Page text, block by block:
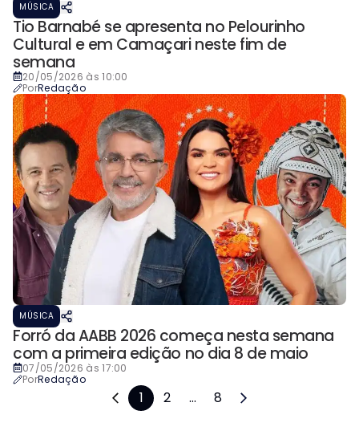
MÚSICA
Tio Barnabé se apresenta no Pelourinho
Cultural e em Camaçari neste fim de
semana
20/05/2026 às 10:00
PorRedação
MÚSICA
Forró da AABB 2026 começa nesta semana
com a primeira edição no dia 8 de maio
07/05/2026 às 17:00
PorRedação
1 2 ... 8